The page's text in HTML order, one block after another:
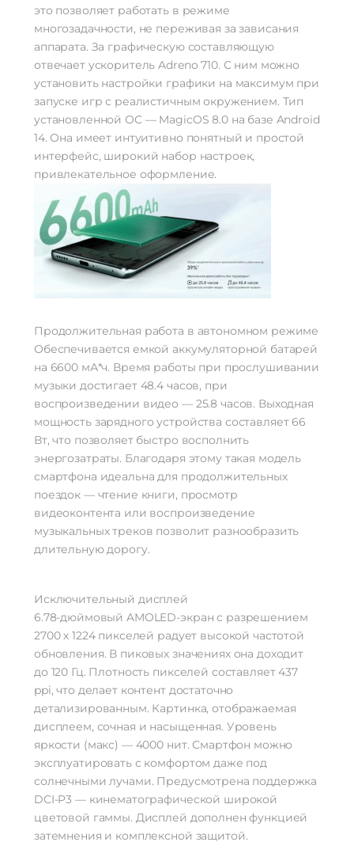
это позволяет работать в режиме
многозадачности, не переживая за зависания
аппарата. За графическую составляющую
отвечает ускоритель Adreno 710. С ним можно
установить настройки графики на максимум при
запуске игр с реалистичным окружением. Тип
установленной ОС — MagicOS 8.0 на базе Android
14. Она имеет интуитивно понятный и простой
интерфейс, широкий набор настроек,
привлекательное оформление.
Продолжительная работа в автономном режиме
Обеспечивается емкой аккумуляторной батарей
на 6600 мА*ч. Время работы при прослушивании
музыки достигает 48.4 часов, при
воспроизведении видео — 25.8 часов. Выходная
мощность зарядного устройства составляет 66
Вт, что позволяет быстро восполнить
энергозатраты. Благодаря этому такая модель
смартфона идеальна для продолжительных
поездок — чтение книги, просмотр
видеоконтента или воспроизведение
музыкальных треков позволит разнообразить
длительную дорогу.
Исключительный дисплей
6.78-дюймовый AMOLED-экран с разрешением
2700 х 1224 пикселей радует высокой частотой
обновления. В пиковых значениях она доходит
до 120 Гц. Плотность пикселей составляет 437
ppi, что делает контент достаточно
детализированным. Картинка, отображаемая
дисплеем, сочная и насыщенная. Уровень
яркости (макс) — 4000 нит. Смартфон можно
эксплуатировать с комфортом даже под
солнечными лучами. Предусмотрена поддержка
DCI-P3 — кинематографической широкой
цветовой гаммы. Дисплей дополнен функцией
затемнения и комплексной защитой.